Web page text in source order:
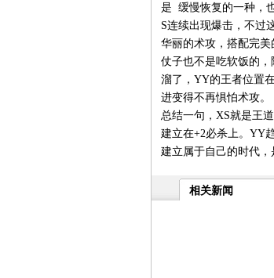
是 缓慢恢复的一种，
S连续出现爆击，不过
华丽的术攻，搭配完
仗子也不是吃软饭的
溜了，YY的王者位置
进变得不再惧怕术攻。
总结一句，XS就是王
建立在+2必杀上。YY
建立属于自己的时代
相关新闻